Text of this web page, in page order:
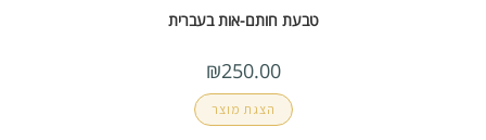
טבעת חותם-אות בעברית
₪250.00
הצגת מוצר